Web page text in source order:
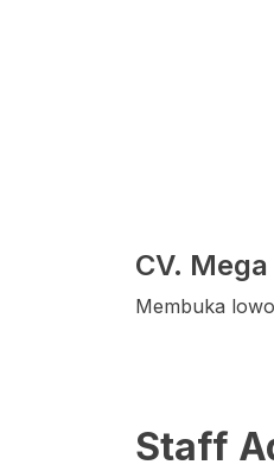
CV.
Membuka
Staff